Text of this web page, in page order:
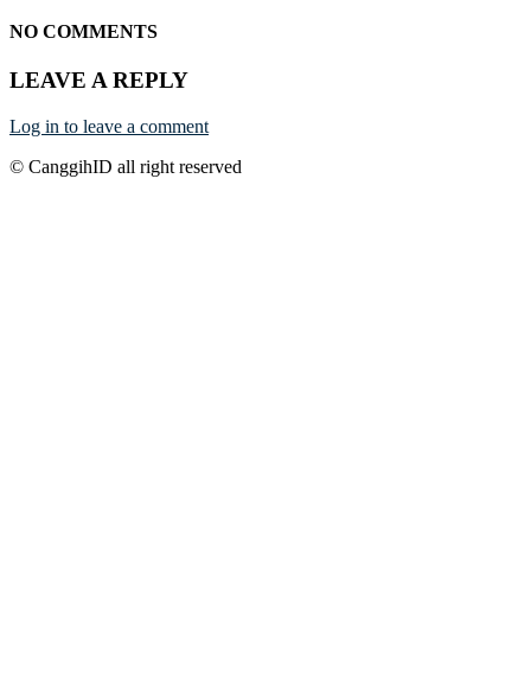
NO COMMENTS
LEAVE A REPLY
Log in to leave a comment
© CanggihID all right reserved